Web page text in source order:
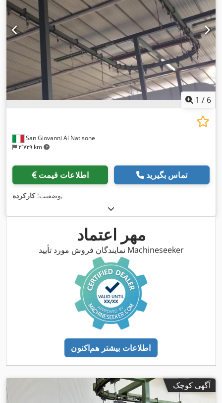
1 / 6
San Giovanni Al Natisone
۳٬۷۳۹ km
اطلاعات قیمت تماس بگیرید
وضعیت:کارکرده ,
مهر اعتماد
نمایندگان فروش مورد تأیید Machineseeker
اطلاعات بیشتر هم‌اکنون
آگهی کوچک